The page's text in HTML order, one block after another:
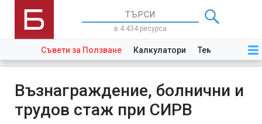
в 4 434 ресурса
Съвети за Ползване Калкулатори Теми Закони
Възнаграждение, болнични и
трудов стаж при СИРВ